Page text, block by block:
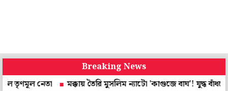
Breaking News
নেতা
মক্কায় তৈরি মুসলিম ন্যাটো 'কাগুজে বাঘ'! যুদ্ধ বাঁধলে